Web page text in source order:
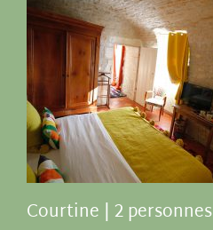
Courtine | 2 personnes